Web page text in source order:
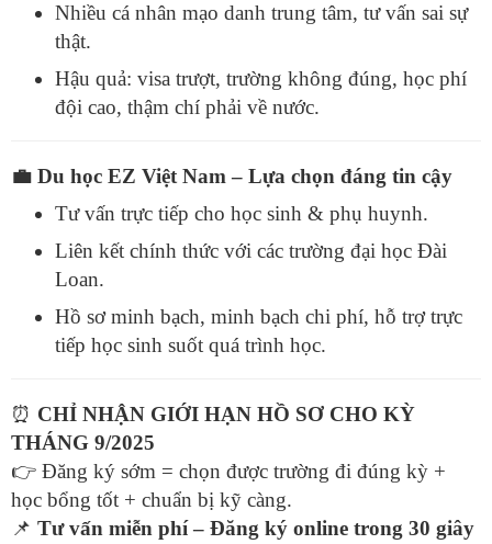
Nhiều cá nhân mạo danh trung tâm, tư vấn sai sự
thật.
Hậu quả: visa trượt, trường không đúng, học phí
đội cao, thậm chí phải về nước.
💼 Du học EZ Việt Nam – Lựa chọn đáng tin cậy
Tư vấn trực tiếp cho học sinh & phụ huynh.
Liên kết chính thức với các trường đại học Đài
Loan.
Hồ sơ minh bạch, minh bạch chi phí, hỗ trợ trực
tiếp học sinh suốt quá trình học.
⏰ CHỈ NHẬN GIỚI HẠN HỒ SƠ CHO KỲ
THÁNG 9/2025
👉 Đăng ký sớm = chọn được trường đi đúng kỳ +
học bổng tốt + chuẩn bị kỹ càng.
📌 Tư vấn miễn phí – Đăng ký online trong 30 giây